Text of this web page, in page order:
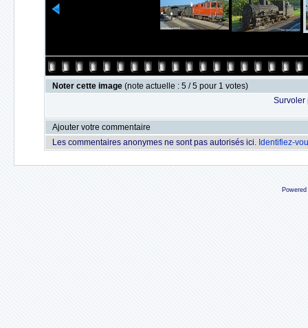
Noter cette image (note actuelle : 5 / 5 pour 1 votes)
Survoler
Ajouter votre commentaire
Les commentaires anonymes ne sont pas autorisés ici. Identifiez-